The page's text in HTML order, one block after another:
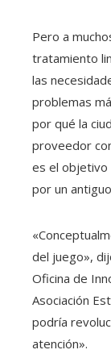
Pero a
tratamiento
las
problemas
por qué la
proveedor
es el objetivo
por un
del juego»,
Oficina de
Asociación
podría
atención».